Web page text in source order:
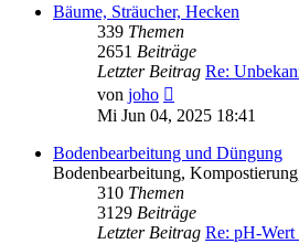
Bäume, Sträucher, Hecken
339 Themen
2651 Beiträge
Letzter Beitrag Re:
von joho
Beitrag
Mi Jun 04, 2025 18:41
Bodenbearbeitung und Düngung
Bodenbearbeitung,
310 Themen
3129 Beiträge
Letzter Beitrag Re: pH-Wert